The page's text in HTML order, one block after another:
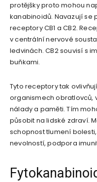
protějšky proto mohou
kanabinoidů. Navazují se
receptory CB1 a CB2.
v centrální nervové
ledvinách. CB2 souvisí s
buňkami.
Tyto receptory tak
organismech obratlovců,
nálady a paměti. Tím
působit na lidské zdraví.
schopnost tlumení
nevolností, podpora